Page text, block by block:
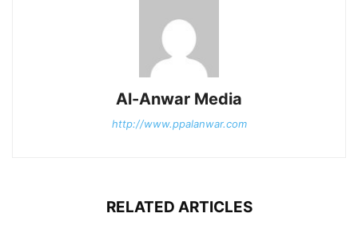
Al-Anwar Media
http://www.ppalanwar.com
RELATED ARTICLES